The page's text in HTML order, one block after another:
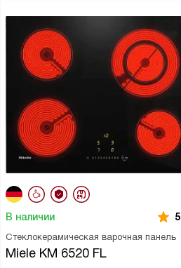
Стеклокерамическая варочная панель
Miele KM 6520 FL
В наличии 5